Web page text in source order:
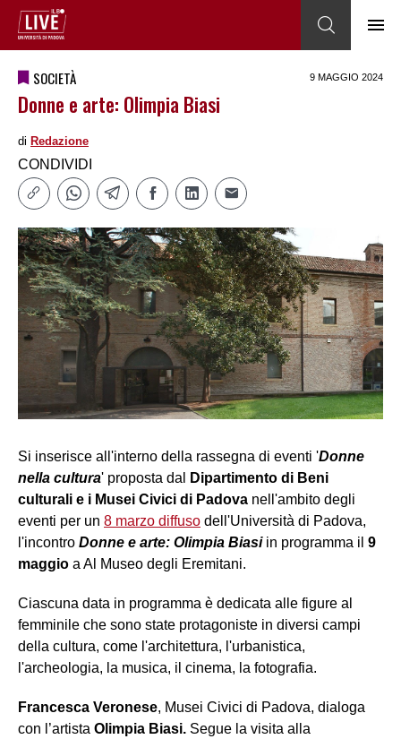
SOCIETÀ 9 MAGGIO 2024
Donne e arte: Olimpia Biasi
di Redazione
CONDIVIDI
Si inserisce all'interno della rassegna di eventi 'Donne
nella cultura' proposta dal
Dipartimento di Beni
culturali e i Musei Civici di Padova nell'ambito degli
eventi per un 8 marzo diffuso dell'Università di Padova,
l'incontro Donne e arte: Olimpia Biasi in programma il 9
maggio a Al Museo degli Eremitani.
Ciascuna data in programma è dedicata alle figure al
femminile che sono state protagoniste in diversi campi
della cultura, come l'architettura, l'urbanistica,
l'archeologia, la musica, il cinema, la fotografia.
Francesca Veronese, Musei Civici di Padova, dialoga
con l’artista Olimpia Biasi. Segue la visita alla